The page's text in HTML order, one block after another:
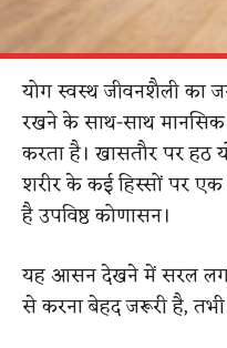
योग स्वस्थ जीवनशैली का
रखने के साथ-साथ
करता है। खासतौर पर
शरीर के कई हिस्सों पर
है उपविष्ठ कोणासन।
यह आसन देखने में सरल लग
से करना बेहद जरूरी है,